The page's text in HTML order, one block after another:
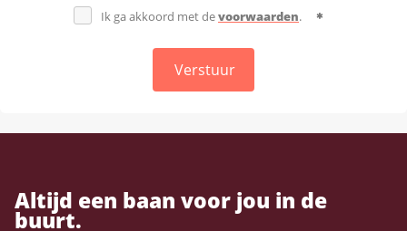
Ik ga akkoord met devoorwaarden.
Verstuur
Altijd een baan voor jou in de
buurt.